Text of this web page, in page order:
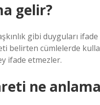
gelir?
gibi duyguları
belirten cümlelerde
ifade etmezler.
ne